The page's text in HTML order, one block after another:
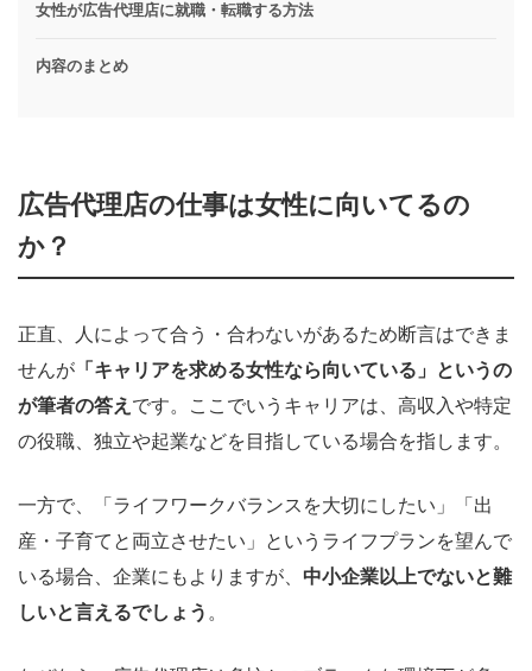
女性が広告代理店に就職・転職する方法
内容のまとめ
広告代理店の仕事は女性に向いてるの
か？
正直、人によって合う・合わないがあるため断言はできま
せんが 「キャリアを求める女性なら向いている」というの
が筆者の答え です。ここでいうキャリアは、高収入や特定
の役職、独立や起業などを目指している場合を指します。
一方で、「ライフワークバランスを大切にしたい」「出
産・子育てと両立させたい」というライフプランを望んで
いる場合、企業にもよりますが、 中小企業以上でないと難
しいと言えるでしょう 。